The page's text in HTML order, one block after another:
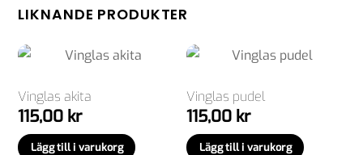
LIKNANDE PRODUKTER
Vinglas akita
115,00 kr
Lägg till i varukorg
Vinglas pudel
115,00 kr
Lägg till i varukorg